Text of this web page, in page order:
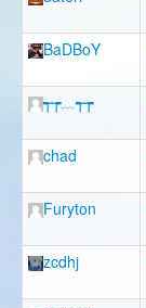
BaDBoY
┭┮﹏┭┮
chad
Furyton
zcdhj